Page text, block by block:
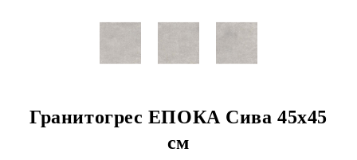
Гранитогрес ЕПОКА Сива 45х45
см